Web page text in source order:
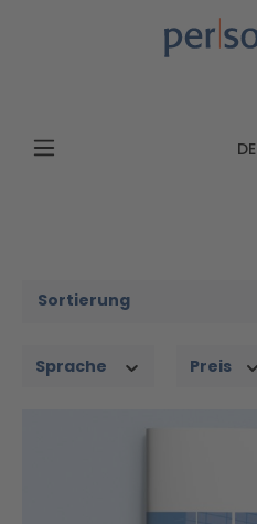
Zum Hauptinhalt springen
DE
Sprache Preis